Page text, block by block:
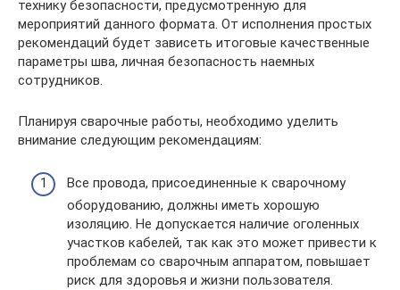
технику безопасности, предусмотренную для
мероприятий данного формата. От исполнения простых
рекомендаций будет зависеть итоговые качественные
параметры шва, личная безопасность наемных
сотрудников.
Планируя сварочные работы, необходимо уделить
внимание следующим рекомендациям:
Все провода, присоединенные к сварочному
оборудованию, должны иметь хорошую
изоляцию. Не допускается наличие оголенных
участков кабелей, так как это может привести к
проблемам со сварочным аппаратом, повышает
риск для здоровья и жизни пользователя.